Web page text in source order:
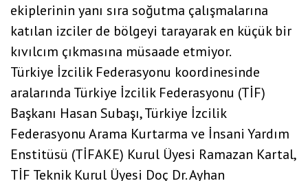
ekiplerinin yanı sıra soğutma çalışmalarına
katılan izciler de bölgeyi tarayarak en küçük bir
kıvılcım çıkmasına müsaade etmiyor.
Türkiye İzcilik Federasyonu koordinesinde
aralarında Türkiye İzcilik Federasyonu (TİF)
Başkanı Hasan Subaşı, Türkiye İzcilik
Federasyonu Arama Kurtarma ve İnsani Yardım
Enstitüsü (TİFAKE) Kurul Üyesi Ramazan Kartal,
TİF Teknik Kurul Üyesi Doç Dr. Ayhan